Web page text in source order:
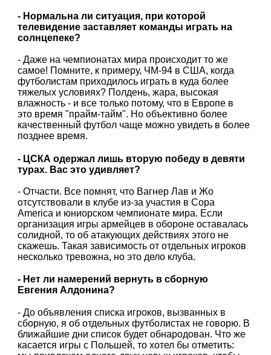
- Нормальна ли ситуация, при которой
телевидение заставляет команды играть на
солнцепеке?
- Даже на чемпионатах мира происходит то же
самое! Помните, к примеру, ЧМ-94 в США, когда
футболистам приходилось играть в куда более
тяжелых условиях? Полдень, жара, высокая
влажность - и все только потому, что в Европе в
это время "прайм-тайм". Но объективно более
качественный футбол чаще можно увидеть в более
позднее время.
- ЦСКА одержал лишь вторую победу в девяти
турах. Вас это удивляет?
- Отчасти. Все помнят, что Вагнер Лав и Жо
отсутствовали в клубе из-за участия в Сора
America и юниорском чемпионате мира. Если
организация игры армейцев в обороне оставалась
солидной, то об атакующих действиях этого не
скажешь. Такая зависимость от отдельных игроков
несколько тревожна, но это дело клуба.
- Нет ли намерений вернуть в сборную
Евгения Алдонина?
- До объявления списка игроков, вызванных в
сборную, я об отдельных футболистах не говорю. В
ближайшие дни список будет обнародован. Что же
касается игры с Польшей, то хотел бы отметить: